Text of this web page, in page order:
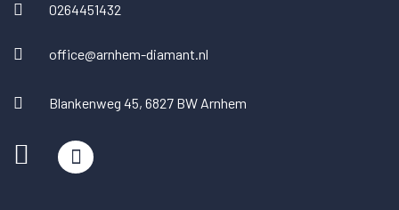
0264451432
office@arnhem-diamant.nl
Blankenweg 45, 6827 BW Arnhem